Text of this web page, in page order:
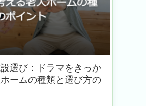
選び：ドラマをきっか
ームの種類と選び方の